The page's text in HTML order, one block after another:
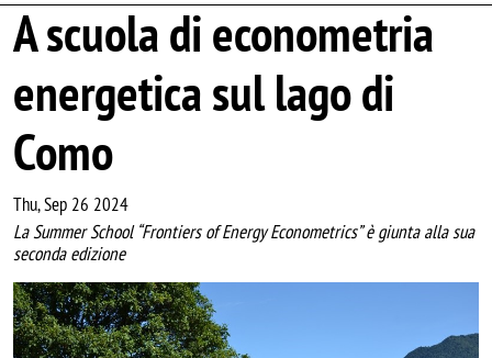
A scuola di econometria
energetica sul lago di
Como
Thu, Sep 26 2024
La Summer School “Frontiers of Energy Econometrics” è giunta alla sua
seconda edizione
Image